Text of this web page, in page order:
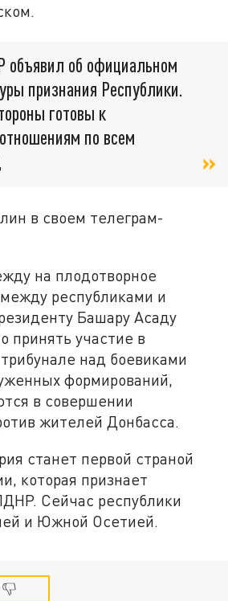
объявил об официальном
признания Республики.
готовы к
по всем
в своем телеграм-
на плодотворное
республиками и
Башару Асаду
принять участие в
над боевиками
формирований,
в совершении
жителей Донбасса.
станет первой страной
которая признает
Сейчас республики
и Южной Осетией.